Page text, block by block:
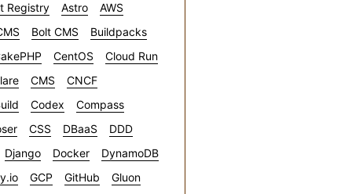
Registry
Astro
AWS
Bolt CMS
Buildpacks
CentOS
Cloud Run
CMS
CNCF
Codex
Compass
CSS DBaaS
DDD
Django
Docker
DynamoDB
GCP GitHub
Gluon